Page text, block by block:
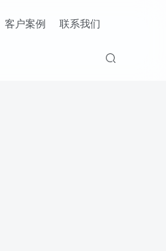
客户案例 联系我们